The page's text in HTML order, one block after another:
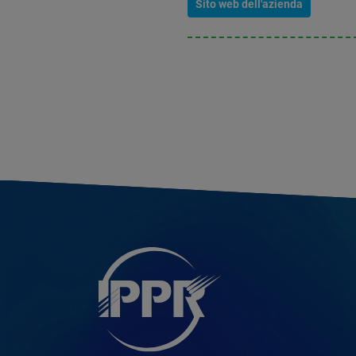
Sito web dell'azienda